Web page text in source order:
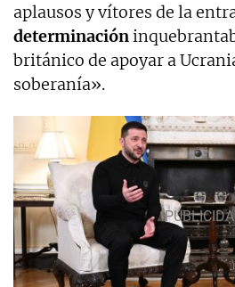
aplausos y vítores de la
determinación
británico de apoyar a
soberanía».